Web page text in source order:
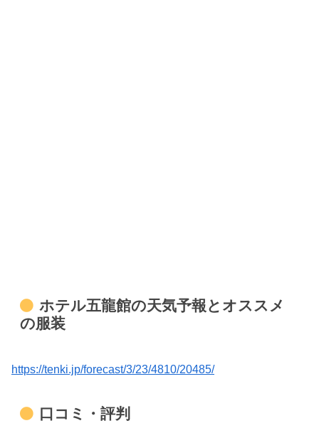
ホテル五龍館の天気予報とオススメ
の服装
https://tenki.jp/forecast/3/23/4810/20485/
口コミ・評判